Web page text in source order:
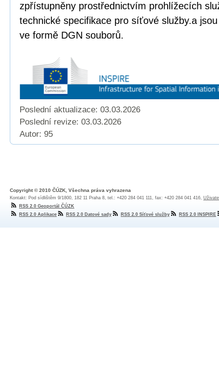
zpřístupněny prostřednictvím prohlížecích
technické specifikace pro síťové služby.a
ve formě DGN souborů.
Poslední aktualizace: 03.03.2026
Poslední revize: 03.03.2026
Autor: 95
Copyright © 2010 ČÚZK, Všechna práva vyhrazena
Kontakt: Pod sídlištěm 9/1800, 182 11 Praha 8, tel.: +420 284 041 111, fax: +420 284 041 416,
RSS 2.0 Geoportál ČÚZK
RSS 2.0 Aplikace
RSS 2.0 Datové sady RSS 2.0 Síťové služby RSS 2.0 INSPIRE